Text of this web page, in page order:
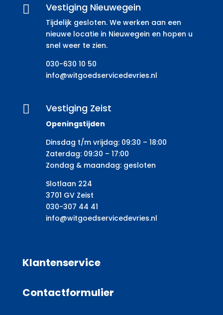
 Vestiging Nieuwegein
Tijdelijk gesloten. We werken aan een
nieuwe locatie in Nieuwegein en hopen u
snel weer te zien.
030-630 10 50
info@witgoedservicedevries.nl
 Vestiging Zeist
Openingstijden
Dinsdag t/m vrijdag: 09:30 – 18:00
Zaterdag: 09:30 – 17:00
Zondag & maandag: gesloten
Slotlaan 224
3701 GV Zeist
030-307 44 41
info@witgoedservicedevries.nl
Klantenservice
Contactformulier